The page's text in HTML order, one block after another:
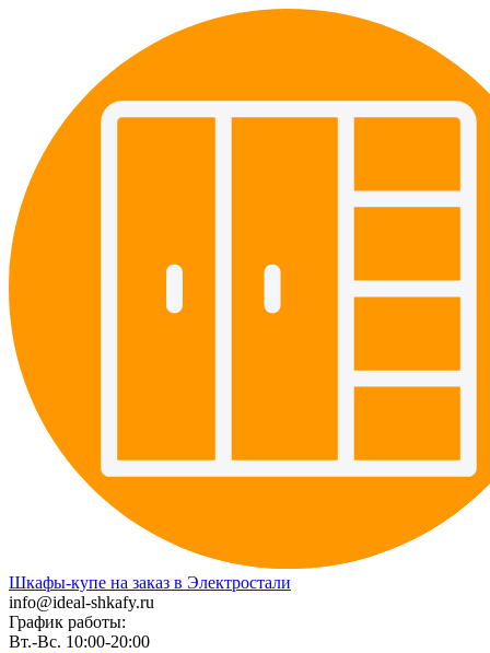
Шкафы-купе на заказ в Электростали
info@ideal-shkafy.ru
График работы:
Вт.-Вс. 10:00-20:00